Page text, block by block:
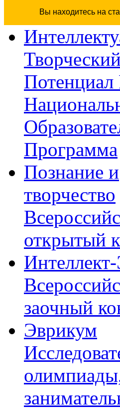
Вы находитесь на
Творческий
Потенциал
Программа
Познание и
творчество
открытый
заочный
Эврикум